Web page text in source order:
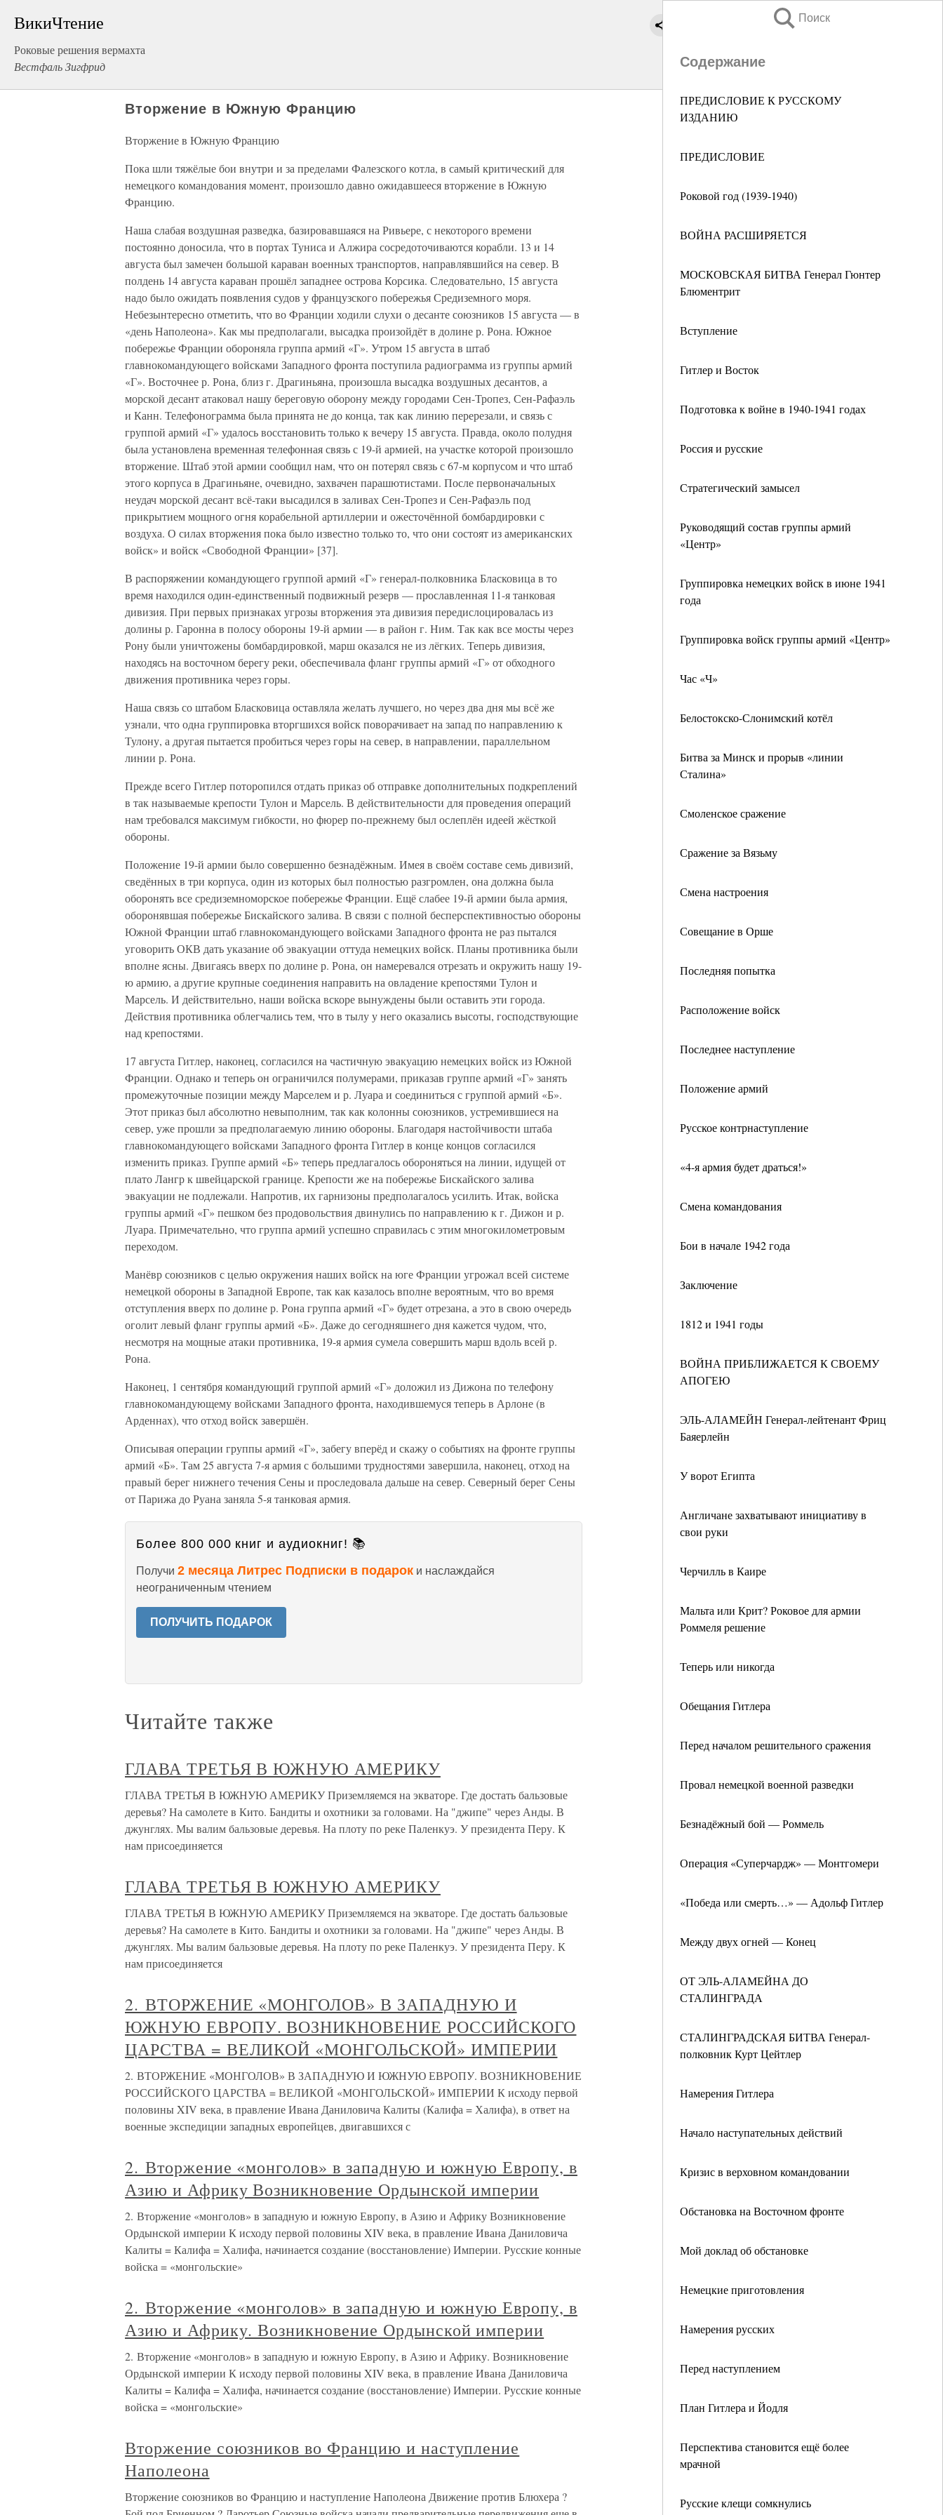
ВикиЧтение
Роковые решения вермахта
Вестфаль Зигфрид
Поиск
Содержание
ПРЕДИСЛОВИЕ К РУССКОМУ
ИЗДАНИЮ
ПРЕДИСЛОВИЕ
Роковой год (1939-1940)
ВОЙНА РАСШИРЯЕТСЯ
МОСКОВСКАЯ БИТВА Генерал Гюнтер
Блюментрит
Вступление
Гитлер и Восток
Подготовка к войне в 1940-1941 годах
Россия и русские
Стратегический замысел
Руководящий состав группы армий
«Центр»
Группировка немецких войск в июне 1941
года
Группировка войск группы армий «Центр»
Час «Ч»
Белостокско-Слонимский котёл
Битва за Минск и прорыв «линии
Сталина»
Смоленское сражение
Сражение за Вязьму
Смена настроения
Совещание в Орше
Последняя попытка
Расположение войск
Последнее наступление
Положение армий
Русское контрнаступление
«4-я армия будет драться!»
Смена командования
Бои в начале 1942 года
Заключение
1812 и 1941 годы
ВОЙНА ПРИБЛИЖАЕТСЯ К СВОЕМУ
АПОГЕЮ
ЭЛЬ-АЛАМЕЙН Генерал-лейтенант Фриц
Баяерлейн
У ворот Египта
Англичане захватывают инициативу в
свои руки
Черчилль в Каире
Мальта или Крит? Роковое для армии
Роммеля решение
Теперь или никогда
Обещания Гитлера
Перед началом решительного сражения
Провал немецкой военной разведки
Безнадёжный бой — Роммель
Операция «Суперчардж» — Монтгомери
«Победа или смерть…» — Адольф Гитлер
Между двух огней — Конец
ОТ ЭЛЬ-АЛАМЕЙНА ДО
СТАЛИНГРАДА
СТАЛИНГРАДСКАЯ БИТВА Генерал-
полковник Курт Цейтлер
Намерения Гитлера
Начало наступательных действий
Кризис в верховном командовании
Обстановка на Восточном фронте
Мой доклад об обстановке
Немецкие приготовления
Намерения русских
Перед наступлением
План Гитлера и Йодля
Перспектива становится ещё более
мрачной
Русские клещи сомкнулись
Вторжение в Южную Францию
Вторжение в Южную Францию
Пока шли тяжёлые бои внутри и за пределами Фалезского котла, в самый критический для
немецкого командования момент, произошло давно ожидавшееся вторжение в Южную
Францию.
Наша слабая воздушная разведка, базировавшаяся на Ривьере, с некоторого времени
постоянно доносила, что в портах Туниса и Алжира сосредоточиваются корабли. 13 и 14
августа был замечен большой караван военных транспортов, направлявшийся на север. В
полдень 14 августа караван прошёл западнее острова Корсика. Следовательно, 15 августа
надо было ожидать появления судов у французского побережья Средиземного моря.
Небезынтересно отметить, что во Франции ходили слухи о десанте союзников 15 августа — в
«день Наполеона». Как мы предполагали, высадка произойдёт в долине р. Рона. Южное
побережье Франции обороняла группа армий «Г». Утром 15 августа в штаб
главнокомандующего войсками Западного фронта поступила радиограмма из группы армий
«Г». Восточнее р. Рона, близ г. Драгиньяна, произошла высадка воздушных десантов, а
морской десант атаковал нашу береговую оборону между городами Сен-Тропез, Сен-Рафаэль
и Канн. Телефонограмма была принята не до конца, так как линию перерезали, и связь с
группой армий «Г» удалось восстановить только к вечеру 15 августа. Правда, около полудня
была установлена временная телефонная связь с 19-й армией, на участке которой произошло
вторжение. Штаб этой армии сообщил нам, что он потерял связь с 67-м корпусом и что штаб
этого корпуса в Драгиньяне, очевидно, захвачен парашютистами. После первоначальных
неудач морской десант всё-таки высадился в заливах Сен-Тропез и Сен-Рафаэль под
прикрытием мощного огня корабельной артиллерии и ожесточённой бомбардировки с
воздуха. О силах вторжения пока было известно только то, что они состоят из американских
войск» и войск «Свободной Франции» [37].
В распоряжении командующего группой армий «Г» генерал-полковника Бласковица в то
время находился один-единственный подвижный резерв — прославленная 11-я танковая
дивизия. При первых признаках угрозы вторжения эта дивизия передислоцировалась из
долины р. Гаронна в полосу обороны 19-й армии — в район г. Ним. Так как все мосты через
Рону были уничтожены бомбардировкой, марш оказался не из лёгких. Теперь дивизия,
находясь на восточном берегу реки, обеспечивала фланг группы армий «Г» от обходного
движения противника через горы.
Наша связь со штабом Бласковица оставляла желать лучшего, но через два дня мы всё же
узнали, что одна группировка вторгшихся войск поворачивает на запад по направлению к
Тулону, а другая пытается пробиться через горы на север, в направлении, параллельном
линии р. Рона.
Прежде всего Гитлер поторопился отдать приказ об отправке дополнительных подкреплений
в так называемые крепости Тулон и Марсель. В действительности для проведения операций
нам требовался максимум гибкости, но фюрер по-прежнему был ослеплён идеей жёсткой
обороны.
Положение 19-й армии было совершенно безнадёжным. Имея в своём составе семь дивизий,
сведённых в три корпуса, один из которых был полностью разгромлен, она должна была
оборонять все средиземноморское побережье Франции. Ещё слабее 19-й армии была армия,
оборонявшая побережье Бискайского залива. В связи с полной бесперспективностью обороны
Южной Франции штаб главнокомандующего войсками Западного фронта не раз пытался
уговорить ОКВ дать указание об эвакуации оттуда немецких войск. Планы противника были
вполне ясны. Двигаясь вверх по долине р. Рона, он намеревался отрезать и окружить нашу 19-
ю армию, а другие крупные соединения направить на овладение крепостями Тулон и
Марсель. И действительно, наши войска вскоре вынуждены были оставить эти города.
Действия противника облегчались тем, что в тылу у него оказались высоты, господствующие
над крепостями.
17 августа Гитлер, наконец, согласился на частичную эвакуацию немецких войск из Южной
Франции. Однако и теперь он ограничился полумерами, приказав группе армий «Г» занять
промежуточные позиции между Марселем и р. Луара и соединиться с группой армий «Б».
Этот приказ был абсолютно невыполним, так как колонны союзников, устремившиеся на
север, уже прошли за предполагаемую линию обороны. Благодаря настойчивости штаба
главнокомандующего войсками Западного фронта Гитлер в конце концов согласился
изменить приказ. Группе армий «Б» теперь предлагалось обороняться на линии, идущей от
плато Лангр к швейцарской границе. Крепости же на побережье Бискайского залива
эвакуации не подлежали. Напротив, их гарнизоны предполагалось усилить. Итак, войска
группы армий «Г» пешком без продовольствия двинулись по направлению к г. Дижон и р.
Луара. Примечательно, что группа армий успешно справилась с этим многокилометровым
переходом.
Манёвр союзников с целью окружения наших войск на юге Франции угрожал всей системе
немецкой обороны в Западной Европе, так как казалось вполне вероятным, что во время
отступления вверх по долине р. Рона группа армий «Г» будет отрезана, а это в свою очередь
оголит левый фланг группы армий «Б». Даже до сегодняшнего дня кажется чудом, что,
несмотря на мощные атаки противника, 19-я армия сумела совершить марш вдоль всей р.
Рона.
Наконец, 1 сентября командующий группой армий «Г» доложил из Дижона по телефону
главнокомандующему войсками Западного фронта, находившемуся теперь в Арлоне (в
Арденнах), что отход войск завершён.
Описывая операции группы армий «Г», забегу вперёд и скажу о событиях на фронте группы
армий «Б». Там 25 августа 7-я армия с большими трудностями завершила, наконец, отход на
правый берег нижнего течения Сены и проследовала дальше на север. Северный берег Сены
от Парижа до Руана заняла 5-я танковая армия.
Более 800 000 книг и аудиокниг! 📚
Получи 2 месяца Литрес Подписки в подарок и наслаждайся
неограниченным чтением
ПОЛУЧИТЬ ПОДАРОК
Читайте также
ГЛАВА ТРЕТЬЯ В ЮЖНУЮ АМЕРИКУ
ГЛАВА ТРЕТЬЯ В ЮЖНУЮ АМЕРИКУ Приземляемся на экваторе. Где достать бальзовые
деревья? На самолете в Кито. Бандиты и охотники за головами. На "джипе" через Анды. В
джунглях. Мы валим бальзовые деревья. На плоту по реке Паленкуэ. У президента Перу. К
нам присоединяется
ГЛАВА ТРЕТЬЯ В ЮЖНУЮ АМЕРИКУ
ГЛАВА ТРЕТЬЯ В ЮЖНУЮ АМЕРИКУ Приземляемся на экваторе. Где достать бальзовые
деревья? На самолете в Кито. Бандиты и охотники за головами. На "джипе" через Анды. В
джунглях. Мы валим бальзовые деревья. На плоту по реке Паленкуэ. У президента Перу. К
нам присоединяется
2. ВТОРЖЕНИЕ «МОНГОЛОВ» В ЗАПАДНУЮ И
ЮЖНУЮ ЕВРОПУ. ВОЗНИКНОВЕНИЕ РОССИЙСКОГО
ЦАРСТВА = ВЕЛИКОЙ «МОНГОЛЬСКОЙ» ИМПЕРИИ
2. ВТОРЖЕНИЕ «МОНГОЛОВ» В ЗАПАДНУЮ И ЮЖНУЮ ЕВРОПУ. ВОЗНИКНОВЕНИЕ
РОССИЙСКОГО ЦАРСТВА = ВЕЛИКОЙ «МОНГОЛЬСКОЙ» ИМПЕРИИ К исходу первой
половины XIV века, в правление Ивана Даниловича Калиты (Калифа = Халифа), в ответ на
военные экспедиции западных европейцев, двигавшихся с
2. Вторжение «монголов» в западную и южную Европу, в
Азию и Африку Возникновение Ордынской империи
2. Вторжение «монголов» в западную и южную Европу, в Азию и Африку Возникновение
Ордынской империи К исходу первой половины XIV века, в правление Ивана Даниловича
Калиты = Калифа = Халифа, начинается создание (восстановление) Империи. Русские конные
войска = «монгольские»
2. Вторжение «монголов» в западную и южную Европу, в
Азию и Африку. Возникновение Ордынской империи
2. Вторжение «монголов» в западную и южную Европу, в Азию и Африку. Возникновение
Ордынской империи К исходу первой половины XIV века, в правление Ивана Даниловича
Калиты = Калифа = Халифа, начинается создание (восстановление) Империи. Русские конные
войска = «монгольские»
Вторжение союзников во Францию и наступление
Наполеона
Вторжение союзников во Францию и наступление Наполеона Движение против Блюхера ?